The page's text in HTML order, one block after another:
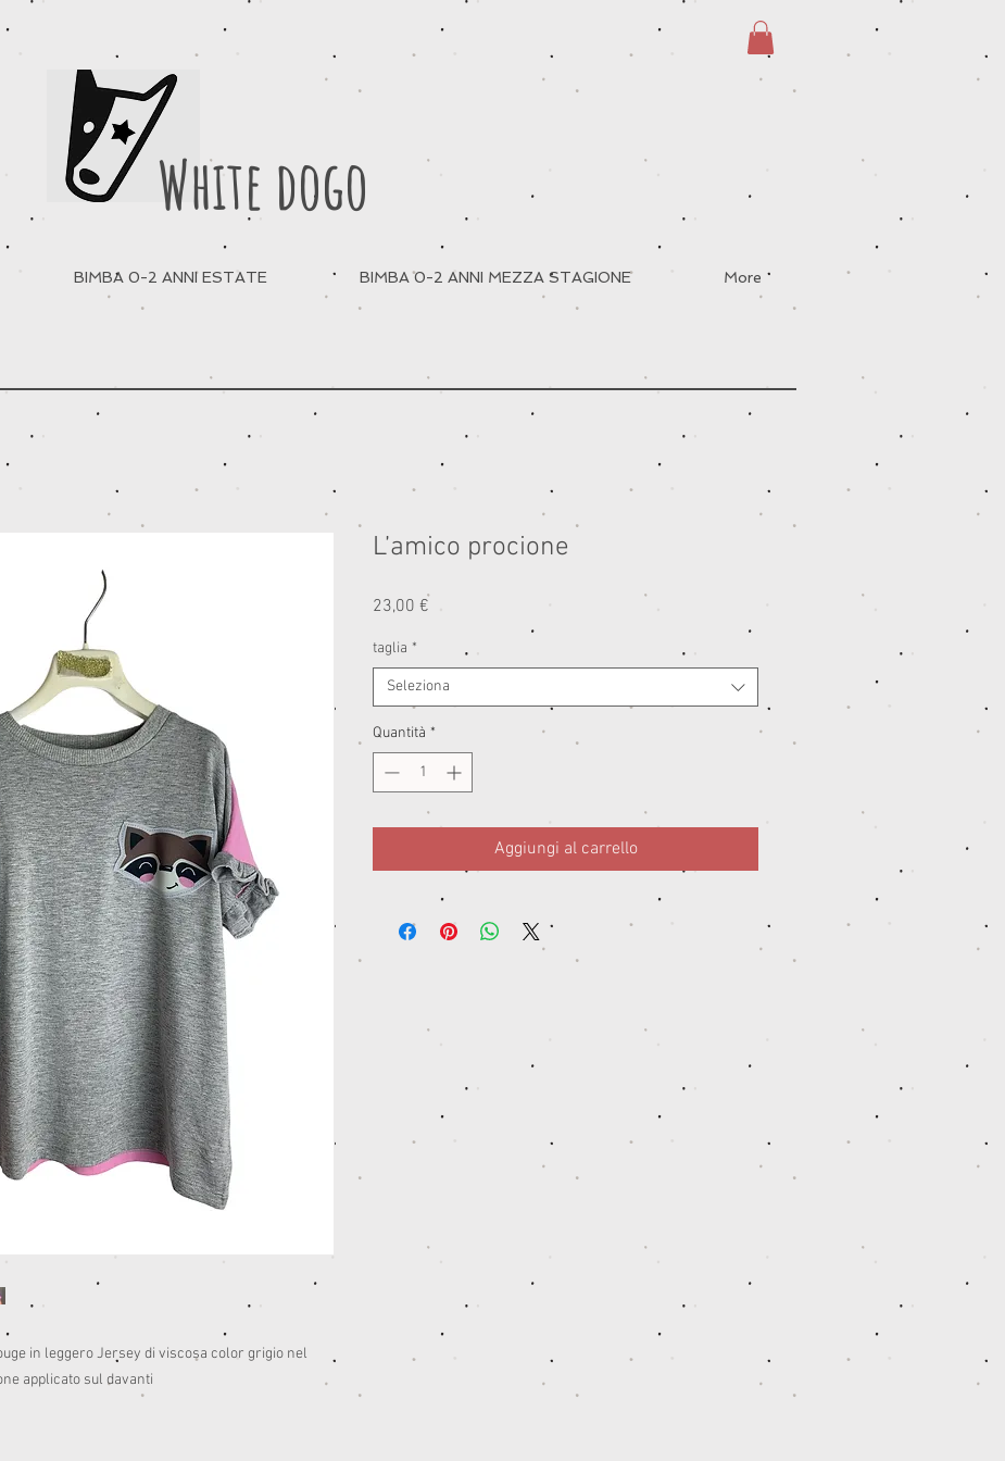
White dogo
BIMBA 0-2 ANNI ESTATE BIMBA 0-2 ANNI MEZZA STAGIONE More
in leggero Jersey di viscosa color grigio nel
applicato sul davanti
L’amico procione
23,00 €
taglia *
Seleziona
Quantità *
Aggiungi al carrello